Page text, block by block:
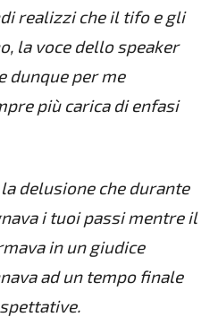
realizzi che il tifo e gli
la voce dello speaker
dunque per me
più carica di enfasi
delusione che durante
i tuoi passi mentre il
in un giudice
ad un tempo finale